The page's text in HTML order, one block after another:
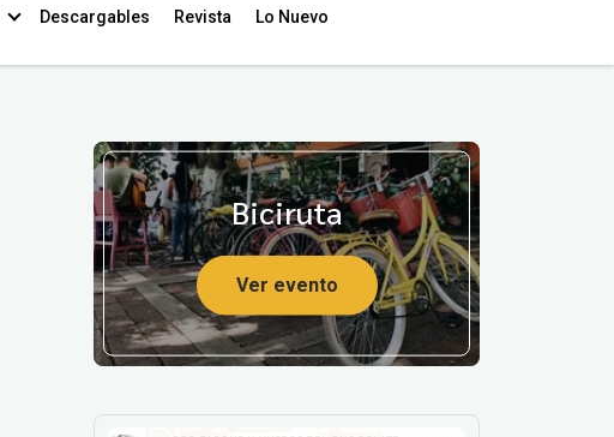
Descargables Revista Lo Nuevo
Biciruta
Ver evento